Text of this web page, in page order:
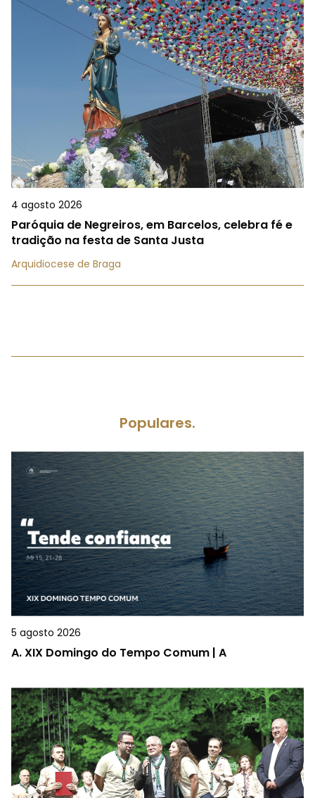
4 agosto 2026
Paróquia de Negreiros, em Barcelos, celebra fé e
tradição na festa de Santa Justa
Arquidiocese de Braga
Populares.
5 agosto 2026
A.XIX Domingo do Tempo Comum | A